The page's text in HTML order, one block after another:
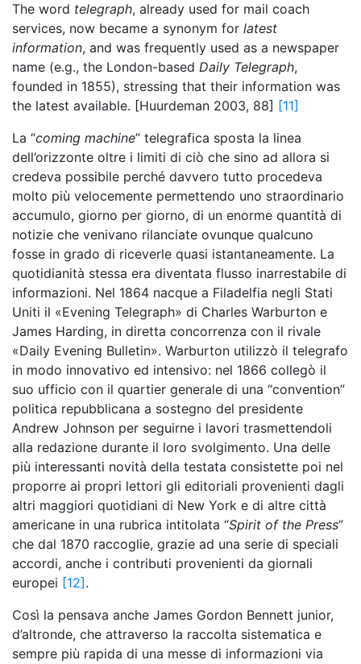
The word telegraph, already used for mail coach
services, now became a synonym for latest
information, and was frequently used as a newspaper
name (e.g., the London-based Daily Telegraph,
founded in 1855), stressing that their information was
the latest available. [Huurdeman 2003, 88] [11]
La “coming machine” telegrafica sposta la linea
dell’orizzonte oltre i limiti di ciò che sino ad allora si
credeva possibile perché davvero tutto procedeva
molto più velocemente permettendo uno straordinario
accumulo, giorno per giorno, di un enorme quantità di
notizie che venivano rilanciate ovunque qualcuno
fosse in grado di riceverle quasi istantaneamente. La
quotidianità stessa era diventata flusso inarrestabile di
informazioni. Nel 1864 nacque a Filadelfia negli Stati
Uniti il «Evening Telegraph» di Charles Warburton e
James Harding, in diretta concorrenza con il rivale
«Daily Evening Bulletin». Warburton utilizzò il telegrafo
in modo innovativo ed intensivo: nel 1866 collegò il
suo ufficio con il quartier generale di una “convention”
politica repubblicana a sostegno del presidente
Andrew Johnson per seguirne i lavori trasmettendoli
alla redazione durante il loro svolgimento. Una delle
più interessanti novità della testata consistette poi nel
proporre ai propri lettori gli editoriali provenienti dagli
altri maggiori quotidiani di New York e di altre città
americane in una rubrica intitolata “Spirit of the Press”
che dal 1870 raccoglie, grazie ad una serie di speciali
accordi, anche i contributi provenienti da giornali
europei [12] .
Così la pensava anche James Gordon Bennett junior,
d’altronde, che attraverso la raccolta sistematica e
sempre più rapida di una messe di informazioni via